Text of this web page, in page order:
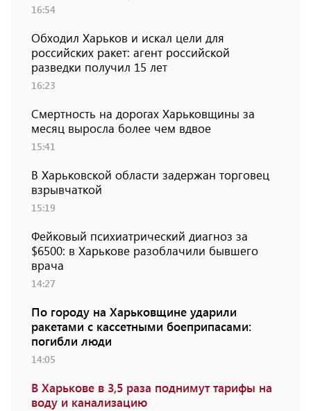
16:54
Обходил Харьков и искал цели для
российских ракет: агент российской
разведки получил 15 лет
16:23
Смертность на дорогах Харьковщины за
месяц выросла более чем вдвое
15:41
В Харьковской области задержан торговец
взрывчаткой
15:19
Фейковый психиатрический диагноз за
$6500: в Харькове разоблачили бывшего
врача
14:27
По городу на Харьковщине ударили
ракетами с кассетными боеприпасами:
погибли люди
14:05
В Харькове в 3,5 раза поднимут тарифы на
воду и канализацию